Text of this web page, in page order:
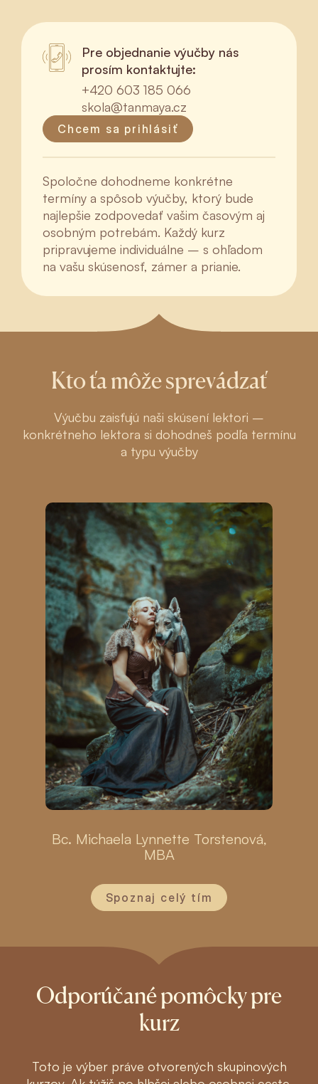
Pre objednanie výučby nás
prosím kontaktujte:
+420 603 185 066
skola@tanmaya.cz
Chcem sa prihlásiť
Spoločne dohodneme konkrétne
termíny a spôsob výučby, ktorý bude
najlepšie zodpovedať vašim časovým aj
osobným potrebám. Každý kurz
pripravujeme individuálne – s ohľadom
na vašu skúsenosť, zámer a prianie.
Kto ťa môže sprevádzať
Výučbu zaisťujú naši skúsení lektori –
konkrétneho lektora si dohodneš podľa termínu
a typu výučby
Bc. Michaela Lynnette Torstenová,
MBA
Spoznaj celý tím
Odporúčané pomôcky pre
kurz
Toto je výber práve otvorených skupinových